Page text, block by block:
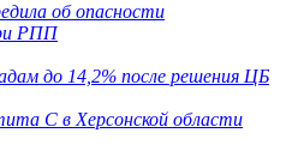
об опасности
РПП
до 14,2% после решения ЦБ
C в Херсонской области